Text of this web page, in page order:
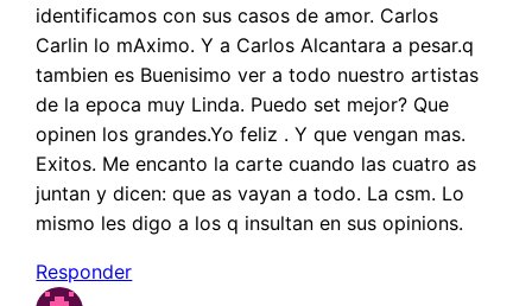
identificamos con sus casos de amor. Carlos
Carlin lo mAximo. Y a Carlos Alcantara a pesar.q
tambien es Buenisimo ver a todo nuestro artistas
de la epoca muy Linda. Puedo set mejor? Que
opinen los grandes.Yo feliz . Y que vengan mas.
Exitos. Me encanto la carte cuando las cuatro as
juntan y dicen: que as vayan a todo. La csm. Lo
mismo les digo a los q insultan en sus opinions.
Responder